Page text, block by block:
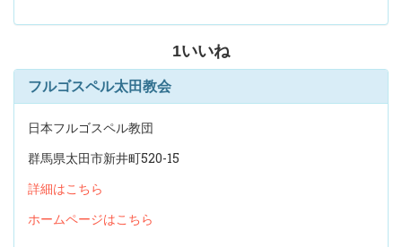
1いいね
フルゴスペル太田教会
日本フルゴスペル教団
群馬県太田市新井町520-15
詳細はこちら
ホームページはこちら